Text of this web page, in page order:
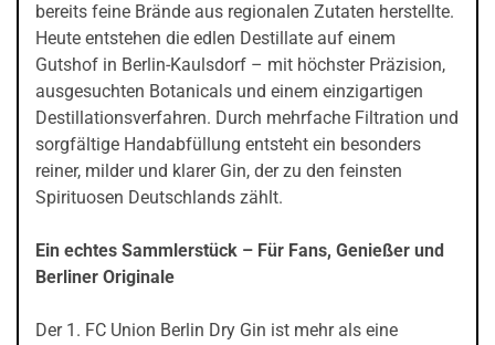
bereits feine Brände aus regionalen Zutaten herstellte.
Heute entstehen die edlen Destillate auf einem
Gutshof in Berlin-Kaulsdorf – mit höchster Präzision,
ausgesuchten Botanicals und einem einzigartigen
Destillationsverfahren. Durch mehrfache Filtration und
sorgfältige Handabfüllung entsteht ein besonders
reiner, milder und klarer Gin, der zu den feinsten
Spirituosen Deutschlands zählt.
Ein echtes Sammlerstück – Für Fans, Genießer und
Berliner Originale
Der 1. FC Union Berlin Dry Gin ist mehr als eine